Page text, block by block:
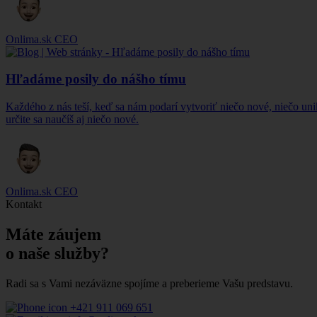
Onlima.sk CEO
Hľadáme posily do nášho tímu
Každého z nás teší, keď sa nám podarí vytvoriť niečo nové, niečo
určite sa naučíš aj niečo nové.
Onlima.sk CEO
Kontakt
Máte záujem
o naše služby?
Radi sa s Vami nezáväzne spojíme a preberieme Vašu predstavu.
+421 911 069 651